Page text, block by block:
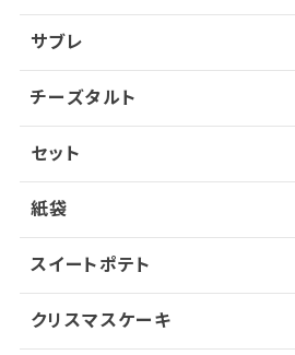
サブレ
チーズタルト
セット
紙袋
スイートポテト
クリスマスケーキ